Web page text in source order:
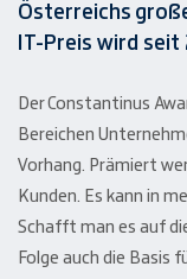
Österreichs
IT-Preis wird seit
Der Constantinus
Bereichen
Vorhang. Prämiert
Kunden. Es kann in
Schafft man es auf
Folge auch die Basis